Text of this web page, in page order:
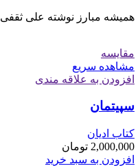
هميشه مبارز نوشته علی ثقفی
مقایسه
مشاهده سریع
افزودن به علاقه مندی
سپیتمان
کتاب ادیان
2,000,000 تومان
افزودن به سبد خرید